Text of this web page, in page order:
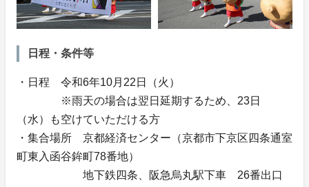
日程・条件等
・日程 令和6年10月22日（火）
※雨天の場合は翌日延期するため、23日
（水）も空けていただける方
・集合場所 京都経済センター（京都市下京区四条通室
町東入函谷鉾町78番地）
地下鉄四条、阪急烏丸駅下車 26番出口